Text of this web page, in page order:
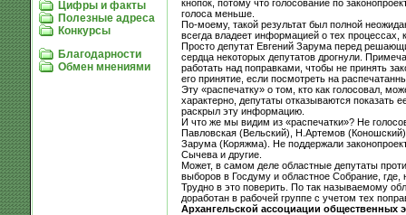
Цифры и факты
Полезные адреса
Конкурсы
Благодарности
Обмен мнениями
кнопок, потому что голосование по
голоса меньше.
По-моему, такой результат был полной
всегда владеет информацией о тех процессах,
Просто депутат Евгений Зарума перед
сердца некоторых депутатов дрогнули.
работать над поправками, чтобы не принять
его принятие, если посмотреть на
Эту «распечатку» о том, кто как голосовал,
характерно, депутаты отказываются показать
раскрыл эту информацию.
И что же мы видим из «распечатки»? Не
Павловская (Вельский), Н.Артемов
Зарума (Коряжма). Не поддержали
Сычева и другие.
Может, в самом деле областные депутаты
выборов в Госдуму и областное Собрание,
Трудно в это поверить. По так называемому
доработан в рабочей группе с учетом тех
Архангельской ассоциации общественных